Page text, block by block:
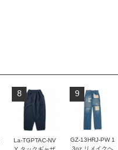
8
La-TGPTAC-NV
9
GZ-13HRJ-PW 1
3oz リメイクヘ